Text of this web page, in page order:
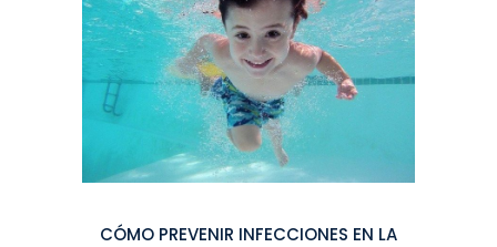
CÓMO PREVENIR INFECCIONES EN LA